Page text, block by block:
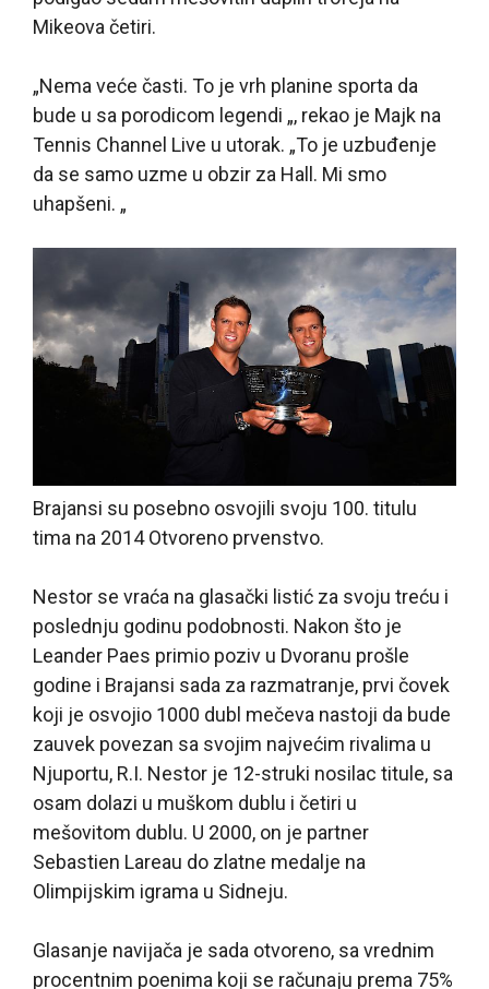
Mikeova četiri.
„Nema veće časti. To je vrh planine sporta da
bude u sa porodicom legendi „, rekao je Majk na
Tennis Channel Live u utorak. „To je uzbuđenje
da se samo uzme u obzir za Hall. Mi smo
uhapšeni. „
Brajansi su posebno osvojili svoju 100. titulu
tima na 2014 Otvoreno prvenstvo.
Nestor se vraća na glasački listić za svoju treću i
poslednju godinu podobnosti. Nakon što je
Leander Paes primio poziv u Dvoranu prošle
godine i Brajansi sada za razmatranje, prvi čovek
koji je osvojio 1000 dubl mečeva nastoji da bude
zauvek povezan sa svojim najvećim rivalima u
Njuportu, R.I. Nestor je 12-struki nosilac titule, sa
osam dolazi u muškom dublu i četiri u
mešovitom dublu. U 2000, on je partner
Sebastien Lareau do zlatne medalje na
Olimpijskim igrama u Sidneju.
Glasanje navijača je sada otvoreno, sa vrednim
procentnim poenima koji se računaju prema 75%